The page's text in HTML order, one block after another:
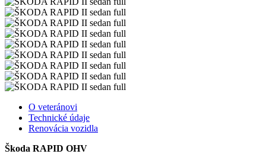
O veteránovi
Technické údaje
Renovácia vozidla
Škoda RAPID OHV